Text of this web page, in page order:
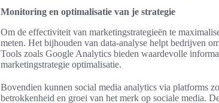
Monitoring en optimalisatie van je strategie
Om de effectiviteit van marketingstrategieën te
meten. Het bijhouden van data-analyse helpt bedrijven
Tools zoals Google Analytics bieden waardevolle
marketingstrategie optimalisatie.
Bovendien kunnen social media analytics via platforms
betrokkenheid en groei van het merk op sociale media.